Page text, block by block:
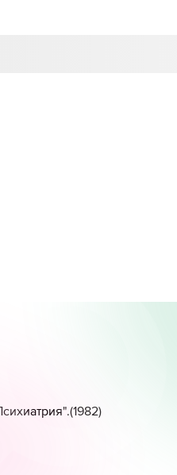
(1982)